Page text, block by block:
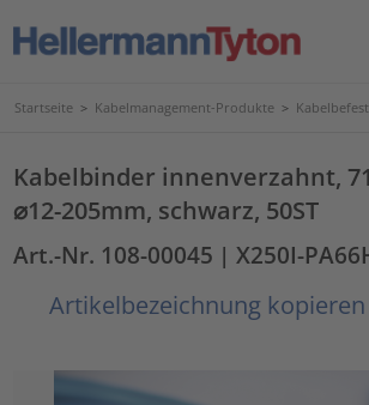
Startseite > Kabelmanagement-Produkte >
Kabelbinder innenverzahnt,
⌀12-205mm, schwarz, 50ST
Art.-Nr. 108-00045 | X250I-
Artikelbezeichnung kopieren